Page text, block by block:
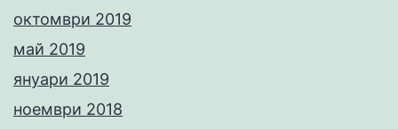
октомври 2019
май 2019
януари 2019
ноември 2018